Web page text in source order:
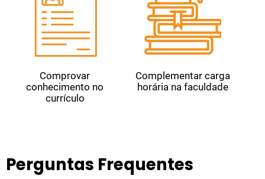
Comprovar
conhecimento no
currículo
Complementar carga
horária na faculdade
Perguntas Frequentes